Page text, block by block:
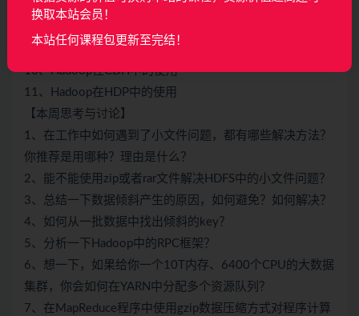
7、YARN中的调度器分析
9、Hadoop官方文档使用指北
10、Hadoop在CDH中的使用
11、Hadoop在HDP中的使用
【本周思考与讨论】
1、在工作中如何遇到了小文件问题，都有哪些解决方法？
你推荐是用哪种？理由是什么？
2、能不能使用zip或者rar文件解决HDFS中的小文件问题？
3、总结一下数据倾斜产生的原因，如何避免？如何解决？
4、如何从一批数据中找出倾斜的key？
5、分析一下Hadoop中的RPC框架？
6、想一下，如果给你一个10T内存、6400个CPU的大数据
集群，你会如何在YARN中分配多个资源队列？
7、在MapReduce程序中使用gzip数据压缩方式对程序计算
换取本站会员！
本站任何课程包更新至完结！